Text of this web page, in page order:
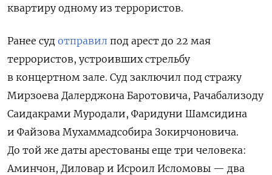
квартиру одному из террористов.
Ранее суд отправил под арест до 22 мая
террористов, устроивших стрельбу
в концертном зале. Суд заключил под стражу
Мирзоева Далерджона Баротовича, Рачабализоду
Саидакрами Муродали, Фаридуни Шамсидина
и Файзова Мухаммадсобира Зокирчоновича.
До той же даты арестованы еще три человека:
Аминчон, Диловар и Исроил Исломовы — два